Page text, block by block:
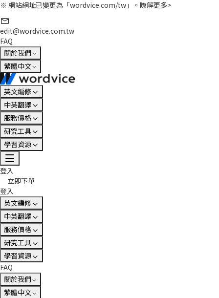
※ 網站網址已變更為「wordvice.com/tw」。 瞭解更多>
edit@wordvice.com.tw
FAQ
關於我們
繁體中文
英文編修
中英翻譯
服務價格
研究工具
學習資源
登入
立即下單
登入
英文編修
中英翻譯
服務價格
研究工具
學習資源
FAQ
關於我們
繁體中文